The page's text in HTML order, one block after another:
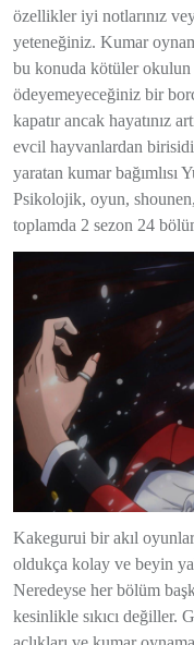
özellikler iyi notlarınız
yeteneğiniz. Kumar
bu konuda kötüler okulun
ödeyemeyeceğiniz bir
kapatır ancak hayatınız
evcil hayvanlardan
yaratan kumar bağımlısı
Psikolojik, oyun,
toplamda 2 sezon 24
Kakegurui bir akıl
oldukça kolay ve beyin
Neredeyse her bölüm
kesinlikle sıkıcı değiller.